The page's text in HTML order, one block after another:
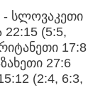
- სლოვაკეთი
22:15 (5:5,
17:8
27:6
(2:4, 6:3,